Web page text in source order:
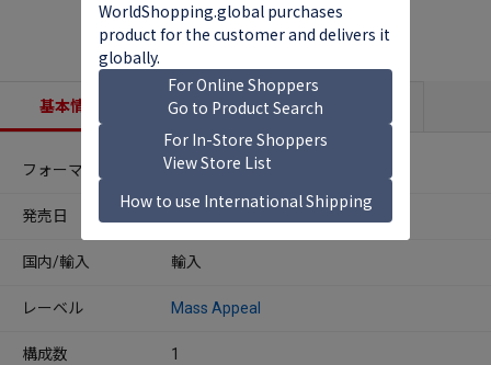
基本情報 収録内容
フォーマット CDアルバム
発売日
国内/輸入 輸入
レーベル Mass Appeal
構成数 1